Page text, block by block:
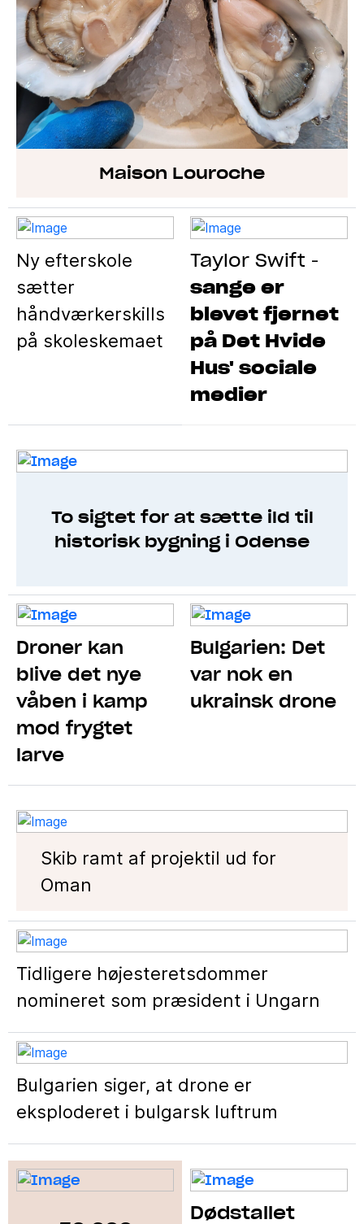
Maison Louroche
Ny efterskole
sætter
håndværkerskills
på skoleskemaet
Taylor Swift -
sange er
blevet fjernet
på Det Hvide
Hus' sociale
medier
To sigtet for at sætte ild til
historisk bygning i Odense
Droner kan
blive det nye
våben i kamp
mod frygtet
larve
Bulgarien: Det
var nok en
ukrainsk drone
Skib ramt af projektil ud for
Oman
Tidligere højesteretsdommer
nomineret som præsident i Ungarn
Bulgarien siger, at drone er
eksploderet i bulgarsk luftrum
Dødstallet